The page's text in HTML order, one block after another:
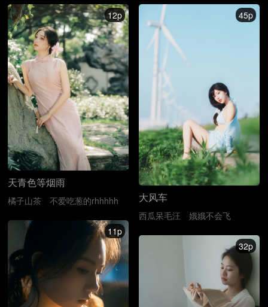
12p
天青色等烟雨
橘子山茶 不爱吃葱的rhhhhh
45p
大风车
西瓜呆毛汪
娥娥不会飞
11p
32p